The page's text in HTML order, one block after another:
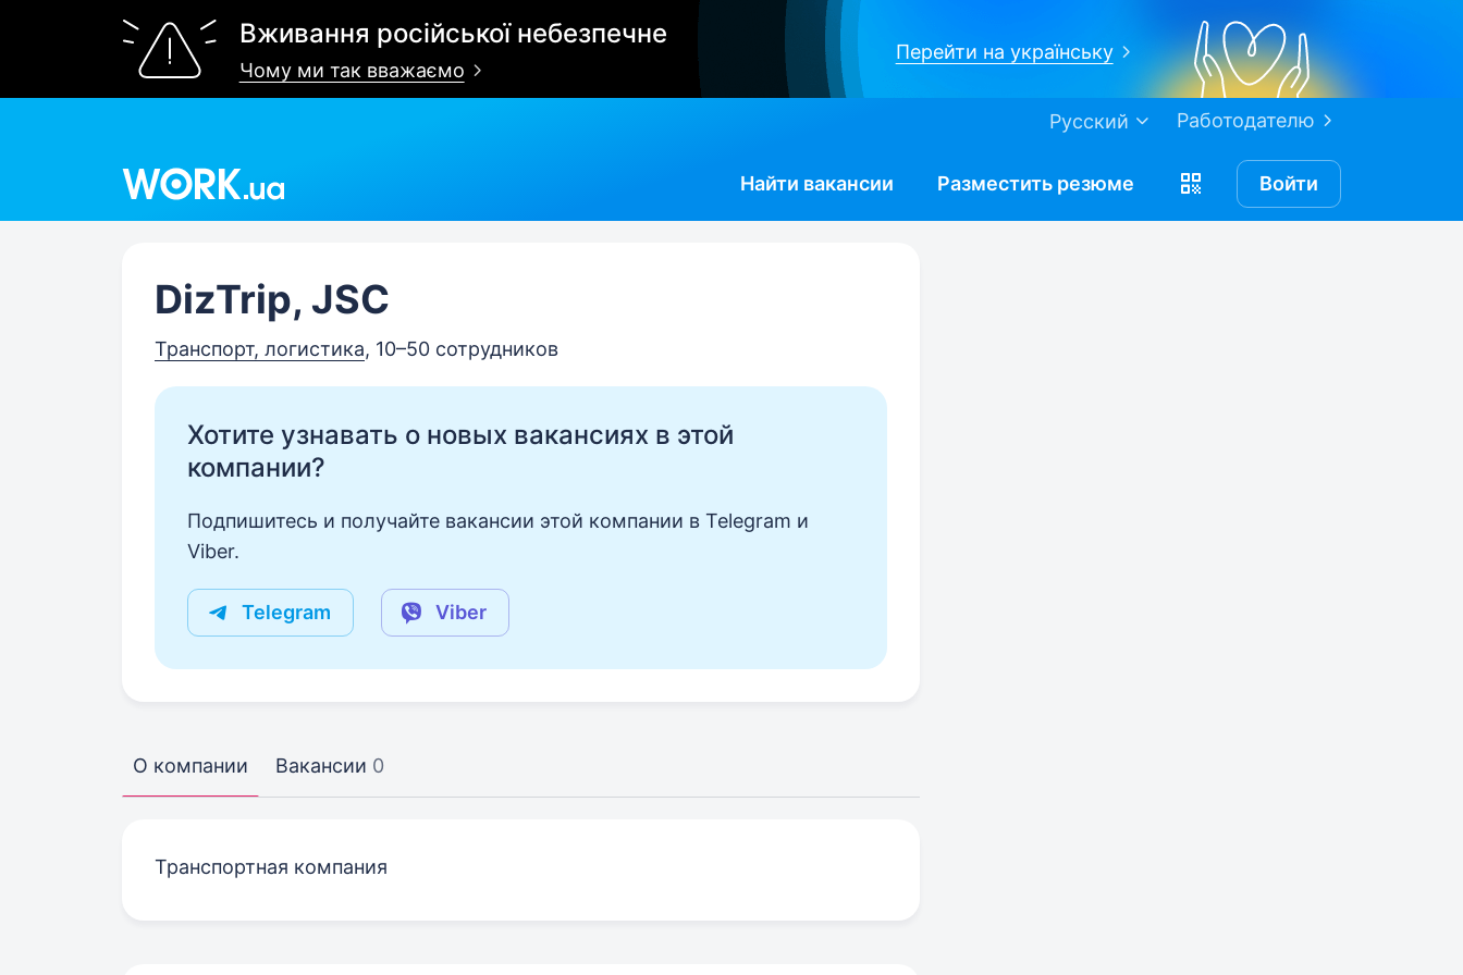
Вживання російської небезпечне
Чому ми так вважаємо
Перейти на українську
Работодателю
Русский
Найти вакансии Разместить резюме Войти
DizTrip, JSC
Транспорт, логистика, 10–50 сотрудников
Хотите узнавать о новых вакансиях в этой
компании?
Подпишитесь и получайте вакансии этой компании в Telegram и
Viber.
Telegram Viber
О компании Вакансии 0
Транспортная компания